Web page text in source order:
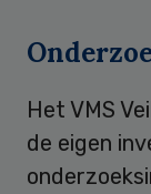
Het VMS
de eigen